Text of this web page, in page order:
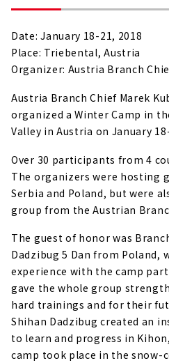
Date: January 18-21, 2018
Place: Triebental, Austria
Organizer: Austria Branch
Austria Branch Chief Marek
organized a Winter Camp in
Valley in Austria on January
Over 30 participants from 4
The organizers were hosting
Serbia and Poland, but were
group from the Austrian
The guest of honor was
Dadzibug 5 Dan from Poland,
experience with the camp
gave the whole group
hard trainings and for their
Shihan Dadzibug created an
to learn and progress in
camp took place in the snow-